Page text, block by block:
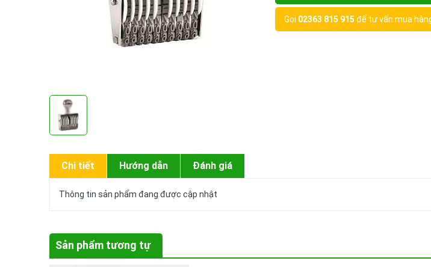
Gọi 02363 815 915 để tư vấn mua
Chi tiết Hướng dẫn Đánh giá
Thông tin sản phẩm đang được cập nhật
Sản phẩm tương tự